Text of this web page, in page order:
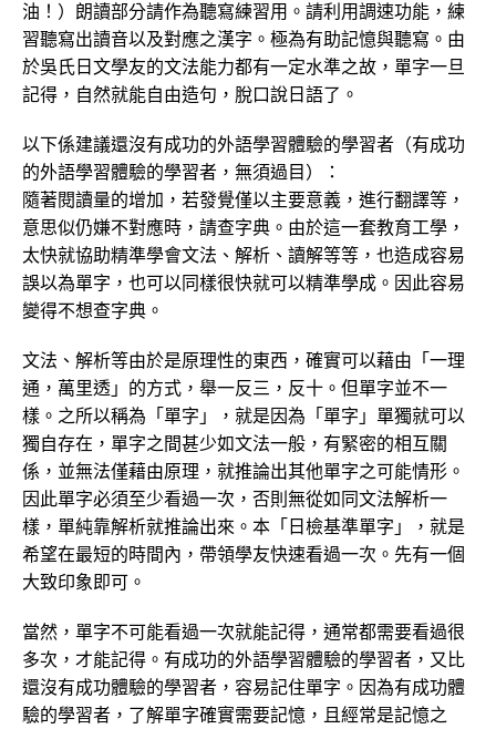
油！）朗讀部分請作為聽寫練習用。請利用調速功能，練
習聽寫出讀音以及對應之漢字。極為有助記憶與聽寫。由
於吳氏日文學友的文法能力都有一定水準之故，單字一旦
記得，自然就能自由造句，脫口說日語了。
以下係建議還沒有成功的外語學習體驗的學習者（有成功
的外語學習體驗的學習者，無須過目）：
隨著閱讀量的增加，若發覺僅以主要意義，進行翻譯等，
意思似仍嫌不對應時，請查字典。由於這一套教育工學，
太快就協助精準學會文法、解析、讀解等等，也造成容易
誤以為單字，也可以同樣很快就可以精準學成。因此容易
變得不想查字典。
文法、解析等由於是原理性的東西，確實可以藉由「一理
通，萬里透」的方式，舉一反三，反十。但單字並不一
樣。之所以稱為「單字」，就是因為「單字」單獨就可以
獨自存在，單字之間甚少如文法一般，有緊密的相互關
係，並無法僅藉由原理，就推論出其他單字之可能情形。
因此單字必須至少看過一次，否則無從如同文法解析一
樣，單純靠解析就推論出來。本「日檢基準單字」，就是
希望在最短的時間內，帶領學友快速看過一次。先有一個
大致印象即可。
當然，單字不可能看過一次就能記得，通常都需要看過很
多次，才能記得。有成功的外語學習體驗的學習者，又比
還沒有成功體驗的學習者，容易記住單字。因為有成功體
驗的學習者，了解單字確實需要記憶，且經常是記憶之